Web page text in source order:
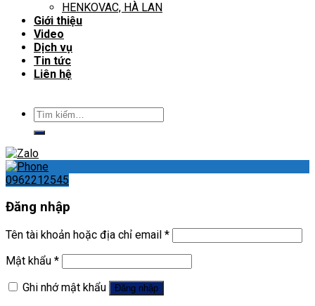
HENKOVAC, HÀ LAN
Giới thiệu
Video
Dịch vụ
Tin tức
Liên hệ
Tìm
kiếm:
0962212545
Đăng nhập
Tên tài khoản hoặc địa chỉ email *
Mật khẩu *
Ghi nhớ mật khẩu
Đăng nhập